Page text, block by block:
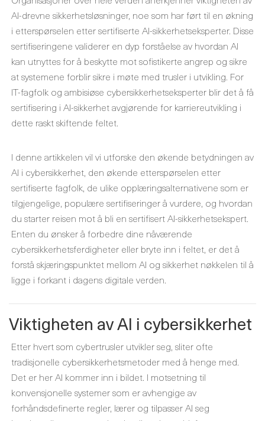
AI-drevne sikkerhetsløsninger, noe som har ført til en økning
i etterspørselen etter sertifiserte AI-sikkerhetseksperter. Disse
sertifiseringene validerer en dyp forståelse av hvordan AI
kan utnyttes for å beskytte mot sofistikerte angrep og sikre
at systemene forblir sikre i møte med trusler i utvikling. For
IT-fagfolk og ambisiøse cybersikkerhetseksperter blir det å få
sertifisering i AI-sikkerhet avgjørende for karriereutvikling i
dette raskt skiftende feltet.
I denne artikkelen vil vi utforske den økende betydningen av
AI i cybersikkerhet, den økende etterspørselen etter
sertifiserte fagfolk, de ulike opplæringsalternativene som er
tilgjengelige, populære sertifiseringer å vurdere, og hvordan
du starter reisen mot å bli en sertifisert AI-sikkerhetsekspert.
Enten du ønsker å forbedre dine nåværende
cybersikkerhetsferdigheter eller bryte inn i feltet, er det å
forstå skjæringspunktet mellom AI og sikkerhet nøkkelen til å
ligge i forkant i dagens digitale verden.
Viktigheten av AI i cybersikkerhet
Etter hvert som cybertrusler utvikler seg, sliter ofte
tradisjonelle cybersikkerhetsmetoder med å henge med.
Det er her AI kommer inn i bildet. I motsetning til
konvensjonelle systemer som er avhengige av
forhåndsdefinerte regler, lærer og tilpasser AI seg